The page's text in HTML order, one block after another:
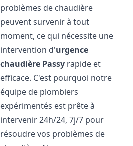
problèmes de chaudière
peuvent survenir à tout
moment, ce qui nécessite une
intervention d'urgence
chaudière Passy rapide et
efficace. C'est pourquoi notre
équipe de plombiers
expérimentés est prête à
intervenir 24h/24, 7j/7 pour
résoudre vos problèmes de